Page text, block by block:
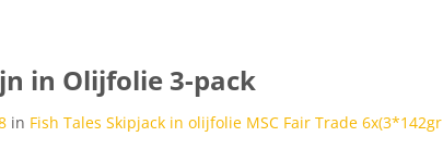
in Olijfolie 3-pack
in Fish Tales Skipjack in olijfolie MSC Fair Trade 6x(3*142gr